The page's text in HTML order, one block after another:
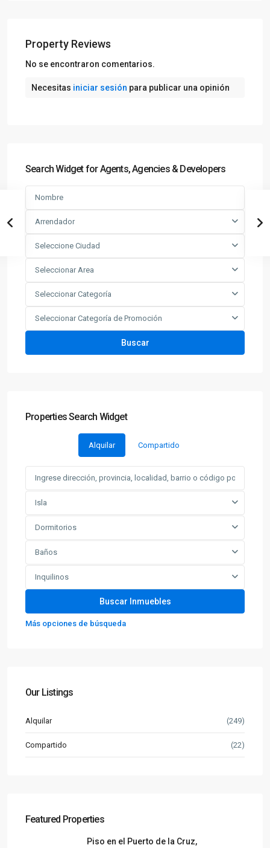
Property Reviews
No se encontraron comentarios.
Necesitas iniciar sesión para publicar una opinión
Search Widget for Agents, Agencies & Developers
Arrendador
Seleccione Ciudad
Seleccionar Area
Seleccionar Categoría
Seleccionar Categoría de Promoción
Buscar
Properties Search Widget
Alquilar Compartido
Isla
Dormitorios
Baños
Inquilinos
Más opciones de búsqueda
Our Listings
Alquilar (249)
Compartido (22)
Featured Properties
Piso en el Puerto de la Cruz,